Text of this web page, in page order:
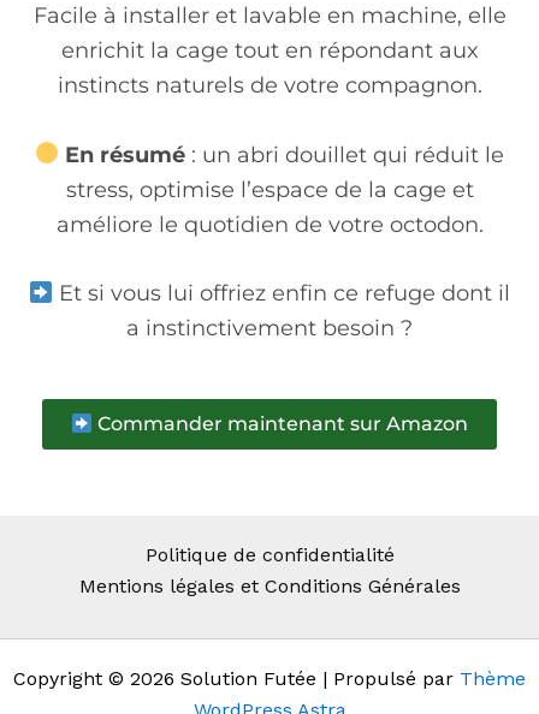
Facile à installer et lavable en machine, elle
enrichit la cage tout en répondant aux
instincts naturels de votre compagnon.
En résumé : un abri douillet qui réduit le
stress, optimise l’espace de la cage et
améliore le quotidien de votre octodon.
Et si vous lui offriez enfin ce refuge dont il
a instinctivement besoin ?
Commander maintenant sur Amazon
Politique de confidentialité
Mentions légales et Conditions Générales
Copyright © 2026 Solution Futée | Propulsé par Thème